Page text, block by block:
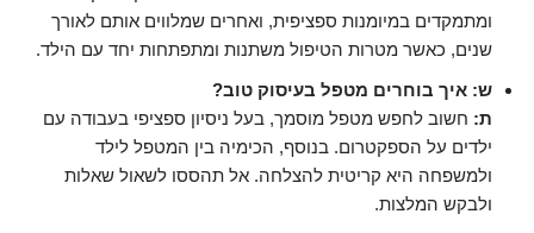
ומתמקדים במיומנות ספציפית, ואחרים שמלווים אותם לאורך
שנים, כאשר מטרות הטיפול משתנות ומתפתחות יחד עם הילד.
ש: איך בוחרים מטפל בעיסוק טוב?
ת: חשוב לחפש מטפל מוסמך, בעל ניסיון ספציפי בעבודה עם
ילדים על הספקטרום. בנוסף, הכימיה בין המטפל לילד
ולמשפחה היא קריטית להצלחה. אל תהססו לשאול שאלות
ולבקש המלצות.